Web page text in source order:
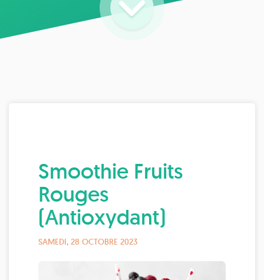
Smoothie Fruits
Rouges
(Antioxydant)
SAMEDI, 28 OCTOBRE 2023